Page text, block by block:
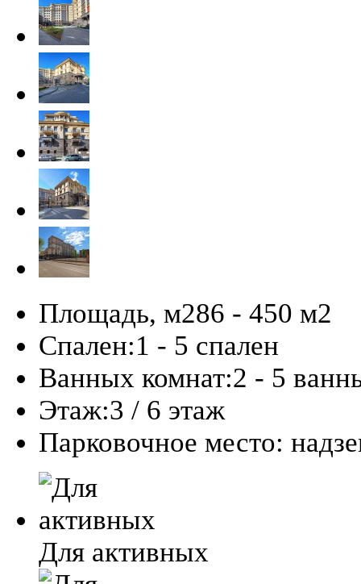
Площадь, м286 - 450 м2
Спален:1 - 5 спален
Ванных комнат:2 - 5
Этаж:3 / 6 этаж
Парковочное место:
Для активных